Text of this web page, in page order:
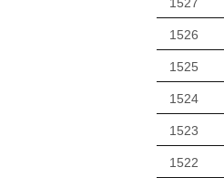
1526
1525
1524
1523
1522